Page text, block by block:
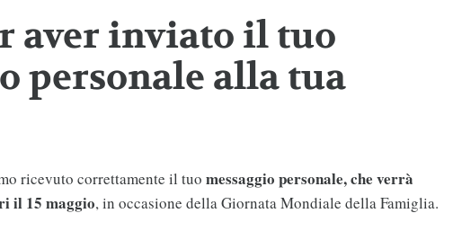
aver inviato il tuo
personale alla tua
ricevuto correttamente il tuo messaggio personale, che verrà
il 15 maggio, in occasione della Giornata Mondiale della Famiglia.